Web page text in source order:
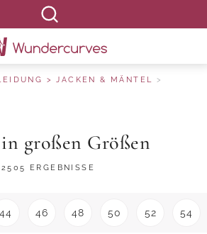
JACKEN & MÄNTEL
großen Größen
2505 ERGEBNISSE
44 46 48 50 52 54